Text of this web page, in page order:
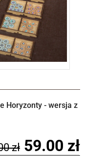
Horyzonty - wersja z
zł 59.00 zł